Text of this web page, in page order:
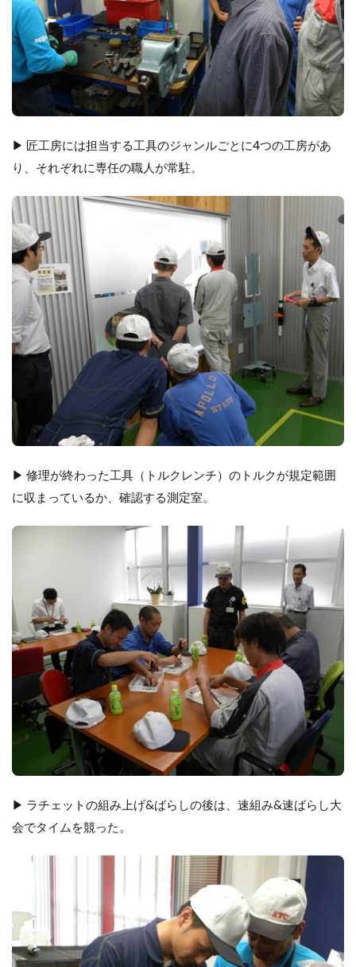
▶ 匠工房には担当する工具のジャンルごとに4つの工房があ
り、それぞれに専任の職人が常駐。
▶ 修理が終わった工具（トルクレンチ）のトルクが規定範囲
に収まっているか、確認する測定室。
▶ ラチェットの組み上げ&ばらしの後は、速組み&速ばらし大
会でタイムを競った。